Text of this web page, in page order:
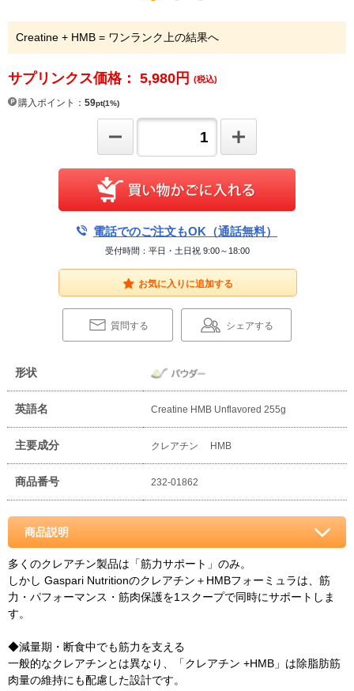
Creatine + HMB = ワンランク上の結果へ
サプリンクス価格： 5,980 円 (税込)
購入ポイント： 59pt(1%)
電話でのご注文もOK（通話無料）
受付時間：平日・土日祝 9:00～18:00
お気に入りに追加する
質問する シェアする
形状
英語名 Creatine HMB Unflavored 255g
主要成分 クレアチン HMB
商品番号 232-01862
商品説明
多くのクレアチン製品は「筋力サポート」のみ。
しかし Gaspari Nutritionのクレアチン＋HMBフォーミュラは、筋
力・パフォーマンス・筋肉保護を1スクープで同時にサポートしま
す。
◆減量期・断食中でも筋力を支える
一般的なクレアチンとは異なり、「クレアチン +HMB」は除脂肪筋
肉量の維持にも配慮した設計です。